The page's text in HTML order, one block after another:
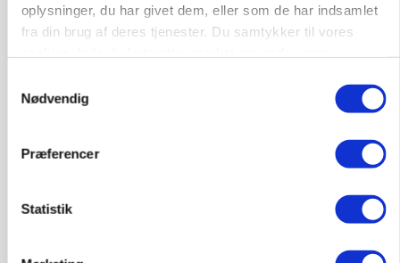
oplysninger, du har givet dem, eller som de har indsamlet
fra din brug af deres tjenester. Du samtykker til vores
Nødvendig
Præferencer
Statistik
Jobs
i samarbejde med